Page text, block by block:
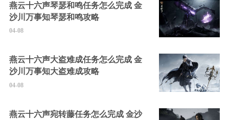
燕云十六声琴瑟和鸣任务怎么完成 金
沙川万事知琴瑟和鸣攻略
04-08
燕云十六声大盗难成任务怎么完成 金
沙川万事知大盗难成攻略
04-08
燕云十六声宛转藤任务怎么完成 金沙